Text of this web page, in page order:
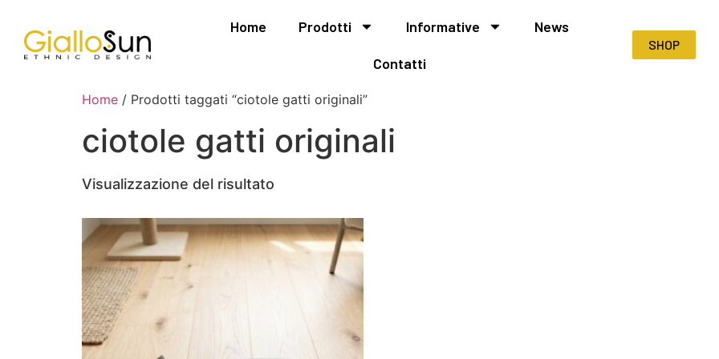
Home Prodotti Informative News
Contatti
SHOP
Home / Prodotti taggati “ciotole gatti originali”
ciotole gatti originali
Visualizzazione del risultato